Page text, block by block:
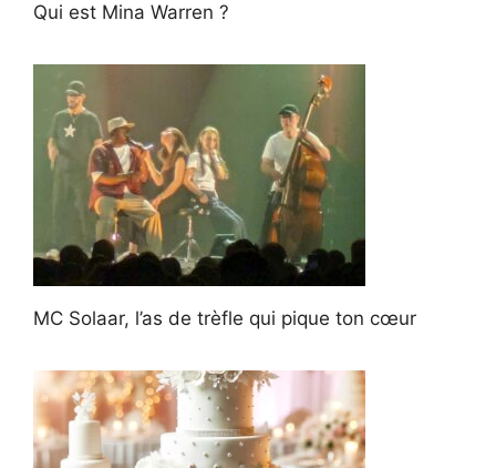
Qui est Mina Warren ?
MC Solaar, l’as de trèfle qui pique ton cœur